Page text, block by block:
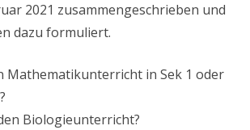
2021 zusammengeschrieben und
dazu formuliert.
Mathematikunterricht in Sek 1 oder
Biologieunterricht?